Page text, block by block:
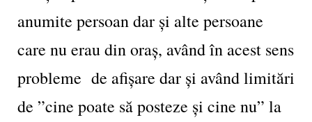
anumite persoan dar și alte persoane
care nu erau din oraș, având în acest sens
probleme de afișare dar și având limitări
de ”cine poate să posteze și cine nu” la